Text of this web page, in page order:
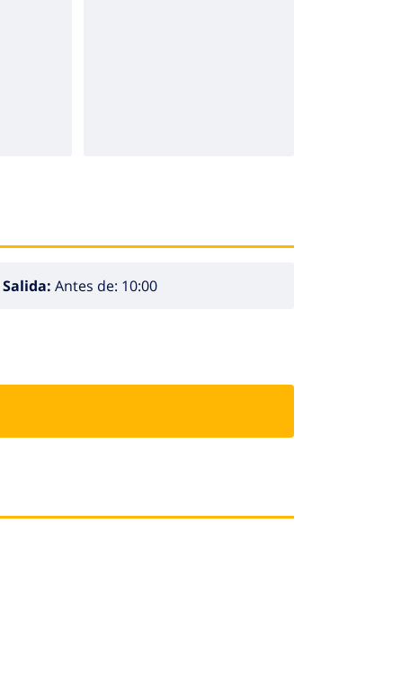
Salida: Antes de: 10:00